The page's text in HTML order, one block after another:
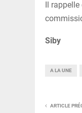
Il
Siby
A LA UNE
ARTICLE